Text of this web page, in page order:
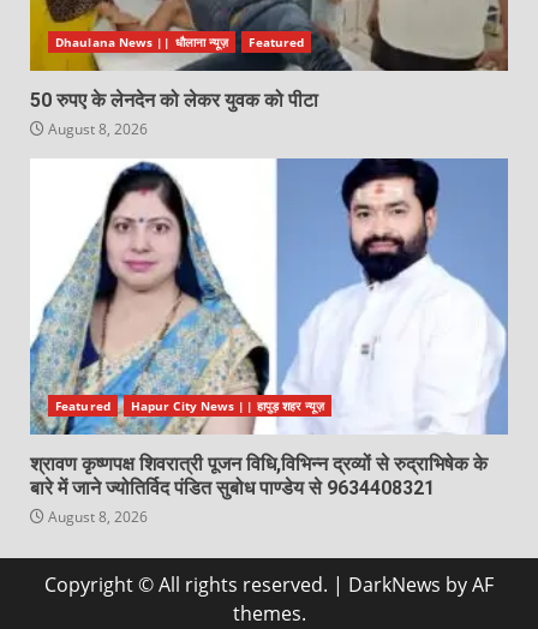
Dhaulana News || धौलाना न्यूज़ Featured
50 रुपए के लेनदेन को लेकर युवक को पीटा
August 8, 2026
Featured Hapur City News || हापुड़ शहर न्यूज़
श्रावण कृष्णपक्ष शिवरात्री पूजन विधि,विभिन्न द्रव्यों से रुद्राभिषेक के
बारे में जाने ज्योतिर्विद पंडित सुबोध पाण्डेय से 9634408321
August 8, 2026
Copyright © All rights reserved. | DarkNews by AF
themes.